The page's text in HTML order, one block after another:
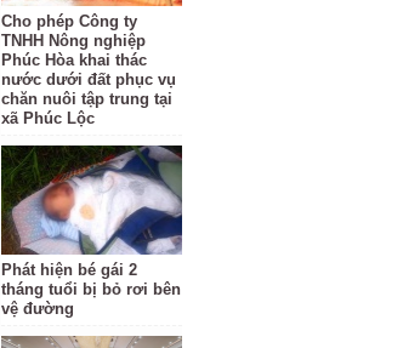
Cho phép Công ty
TNHH Nông nghiệp
Phúc Hòa khai thác
nước dưới đất phục vụ
chăn nuôi tập trung tại
xã Phúc Lộc
Phát hiện bé gái 2
tháng tuổi bị bỏ rơi bên
vệ đường